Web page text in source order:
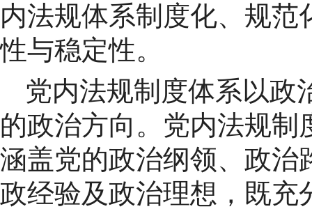
内法规体系制度化、规
性与稳定性。
党内法规制度体系以政
的政治方向。党内法规
涵盖党的政治纲领、政治
政经验及政治理想，既充